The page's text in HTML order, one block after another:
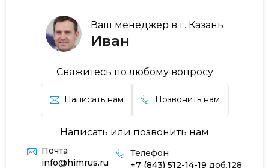
Ваш менеджер в г. Казань
Иван
Свяжитесь по любому вопросу
Написать нам Позвонить нам
Написать или позвонить нам
Почта
info@himrus.ru
Телефон
+7 (843) 512-14-19 доб.128